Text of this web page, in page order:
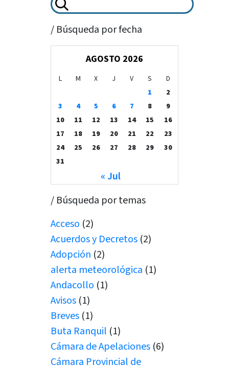
/ Búsqueda por fecha
AGOSTO 2026
L M X J V S
D
1
2
3
4 5 6 7 8
9
10
11 12 13 14 15
16
17
18 19 20 21 22
23
24
25 26 27 28 29
30
31
« Jul
/ Búsqueda por temas
Acceso (2)
Acuerdos y Decretos (2)
Adopción (2)
alerta meteorológica (1)
Andacollo (1)
Avisos (1)
Breves (1)
Buta Ranquil (1)
Cámara de Apelaciones (6)
Cámara Provincial de